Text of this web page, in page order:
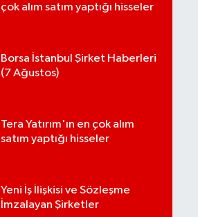
çok alım satım yaptığı hisseler
Borsa İstanbul Şirket Haberleri
(7 Ağustos)
Tera Yatırım'ın en çok alım
satım yaptığı hisseler
Yeni İş İlişkisi ve Sözleşme
İmzalayan Şirketler